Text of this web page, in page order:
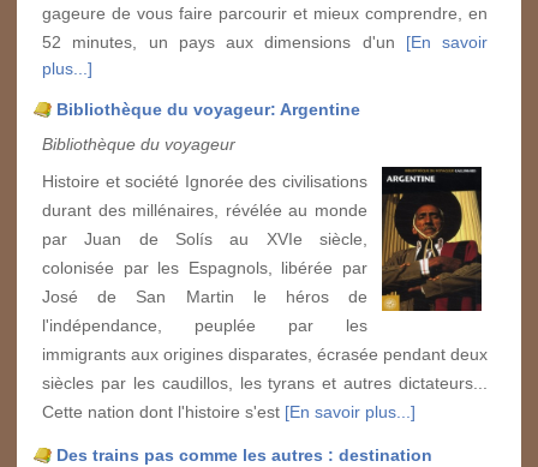
gageure de vous faire parcourir et mieux comprendre, en
52 minutes, un pays aux dimensions d'un [En savoir
plus...]
Bibliothèque du voyageur: Argentine
Bibliothèque du voyageur
Histoire et société Ignorée des civilisations
durant des millénaires, révélée au monde
par Juan de Solís au XVIe siècle,
colonisée par les Espagnols, libérée par
José de San Martin le héros de
l'indépendance, peuplée par les
immigrants aux origines disparates, écrasée pendant deux
siècles par les caudillos, les tyrans et autres dictateurs...
Cette nation dont l'histoire s'est [En savoir plus...]
Des trains pas comme les autres : destination